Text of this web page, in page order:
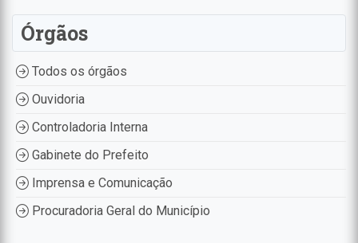
Órgãos
Todos os órgãos
Ouvidoria
Controladoria Interna
Gabinete do Prefeito
Imprensa e Comunicação
Procuradoria Geral do Município